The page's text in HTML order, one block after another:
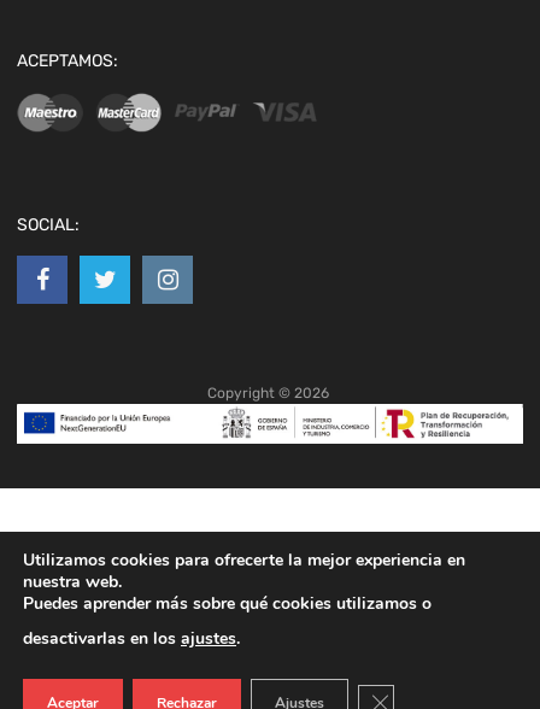
ACEPTAMOS:
SOCIAL:
Copyright © 2026
Utilizamos cookies para ofrecerte la mejor experiencia en
nuestra web.
Puedes aprender más sobre qué cookies utilizamos o
desactivarlas en los ajustes.
Aceptar Rechazar Ajustes Cerrar el banner de